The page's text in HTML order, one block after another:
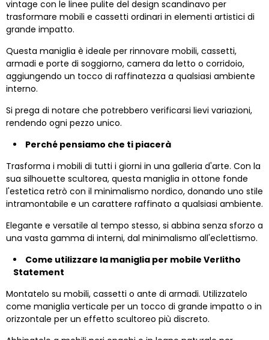
vintage con le linee pulite del design scandinavo per
trasformare mobili e cassetti ordinari in elementi artistici di
grande impatto.
Questa maniglia è ideale per rinnovare mobili, cassetti,
armadi e porte di soggiorno, camera da letto o corridoio,
aggiungendo un tocco di raffinatezza a qualsiasi ambiente
interno.
Si prega di notare che potrebbero verificarsi lievi variazioni,
rendendo ogni pezzo unico.
Perché pensiamo che ti piacerà
Trasforma i mobili di tutti i giorni in una galleria d'arte. Con la
sua silhouette scultorea, questa maniglia in ottone fonde
l'estetica retrò con il minimalismo nordico, donando uno stile
intramontabile e un carattere raffinato a qualsiasi ambiente.
Elegante e versatile al tempo stesso, si abbina senza sforzo a
una vasta gamma di interni, dal minimalismo all'eclettismo.
Come utilizzare la maniglia per mobile Verlitho
Statement
Montatelo su mobili, cassetti o ante di armadi. Utilizzatelo
come maniglia verticale per un tocco di grande impatto o in
orizzontale per un effetto scultoreo più discreto.